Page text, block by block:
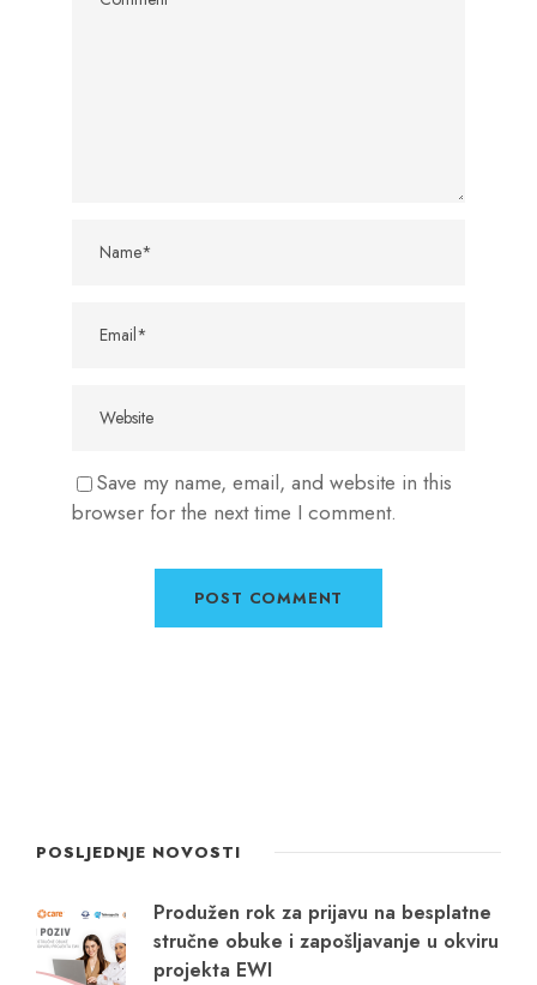
Save my name, email, and website in this
browser for the next time I comment.
POSLJEDNJE NOVOSTI
Produžen rok za prijavu na besplatne
stručne obuke i zapošljavanje u okviru
projekta EWI